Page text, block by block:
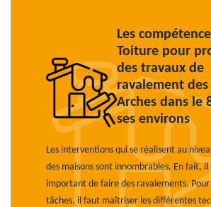
Les
Toiture pour
des travaux de
ravalement des
Arches dans le
ses environs
Les interventions qui se réalisent au
des maisons sont innombrables. En fait, il
important de faire des ravalements.
tâches, il faut maîtriser les différentes